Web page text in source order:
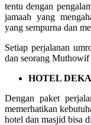
tentu dengan
jamaah yang
yang sempurna dan
Setiap perjalanan
dan seorang Muthowif
HOTEL
Dengan paket
memerhatikan
hotel dan masjid bisa